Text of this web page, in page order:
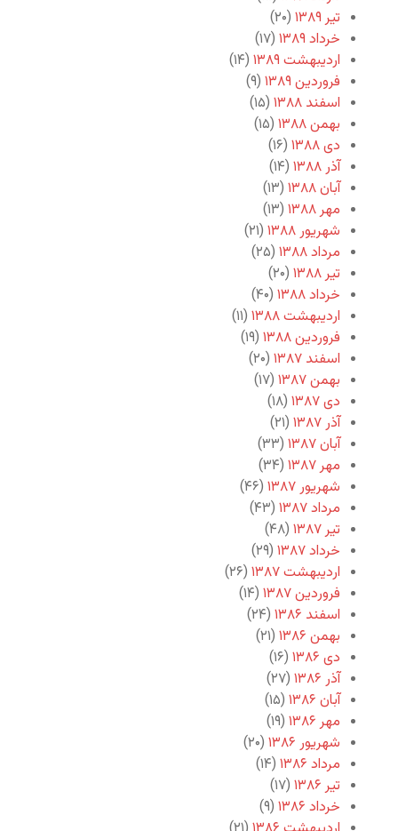
تیر ۱۳۸۹
(۲۰)
خرداد ۱۳۸۹
(۱۷)
اردیبهشت ۱۳۸۹
(۱۴)
فروردین ۱۳۸۹
(۹)
اسفند ۱۳۸۸
(۱۵)
بهمن ۱۳۸۸
(۱۵)
دی ۱۳۸۸
(۱۶)
آذر ۱۳۸۸
(۱۴)
آبان ۱۳۸۸
(۱۳)
مهر ۱۳۸۸
(۱۳)
شهریور ۱۳۸۸
(۲۱)
مرداد ۱۳۸۸
(۲۵)
تیر ۱۳۸۸
(۲۰)
خرداد ۱۳۸۸
(۴۰)
اردیبهشت ۱۳۸۸
(۱۱)
فروردین ۱۳۸۸
(۱۹)
اسفند ۱۳۸۷
(۲۰)
بهمن ۱۳۸۷
(۱۷)
دی ۱۳۸۷
(۱۸)
آذر ۱۳۸۷
(۲۱)
آبان ۱۳۸۷
(۳۳)
مهر ۱۳۸۷
(۳۴)
شهریور ۱۳۸۷
(۴۶)
مرداد ۱۳۸۷
(۴۳)
تیر ۱۳۸۷
(۴۸)
خرداد ۱۳۸۷
(۲۹)
اردیبهشت ۱۳۸۷
(۲۶)
فروردین ۱۳۸۷
(۱۴)
اسفند ۱۳۸۶
(۲۴)
بهمن ۱۳۸۶
(۲۱)
دی ۱۳۸۶
(۱۶)
آذر ۱۳۸۶
(۲۷)
آبان ۱۳۸۶
(۱۵)
مهر ۱۳۸۶
(۱۹)
شهریور ۱۳۸۶
(۲۰)
مرداد ۱۳۸۶
(۱۴)
تیر ۱۳۸۶
(۱۷)
خرداد ۱۳۸۶
(۹)